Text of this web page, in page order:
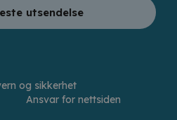
utsendelse
og sikkerhet
Ansvar for nettsiden